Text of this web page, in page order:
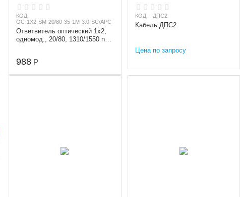
КОД:
OC-1X2-SM-20/80-35-1M-3.0-SC/APC
Ответвитель оптический 1х2,
одномод., 20/80, 1310/1550 nm,
988 Р
КОД: ДПС2
Кабель ДПС2
Цена по запросу